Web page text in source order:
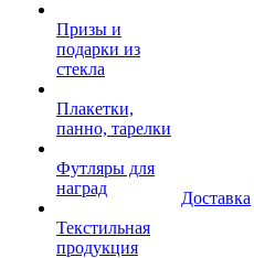
Призы и
подарки из
стекла
Плакетки,
панно, тарелки
Футляры для
наград
Текстильная
продукция
Доставка